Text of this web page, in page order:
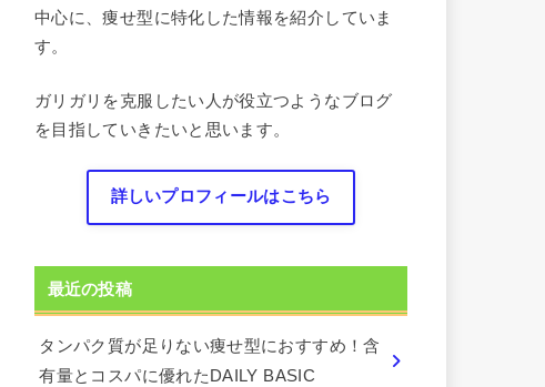
中心に、痩せ型に特化した情報を紹介していま
す。
ガリガリを克服したい人が役立つようなブログ
を目指していきたいと思います。
詳しいプロフィールはこちら
最近の投稿
タンパク質が足りない痩せ型におすすめ！含
有量とコスパに優れたDAILY BASIC